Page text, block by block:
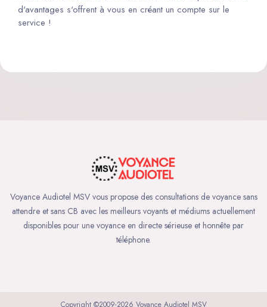
d'avantages s'offrent à vous en créant un compte sur le
service !
Voyance Audiotel MSV vous propose des consultations de voyance sans
attendre et sans CB avec les meilleurs voyants et médiums actuellement
disponibles pour une voyance en directe sérieuse et honnête par
téléphone.